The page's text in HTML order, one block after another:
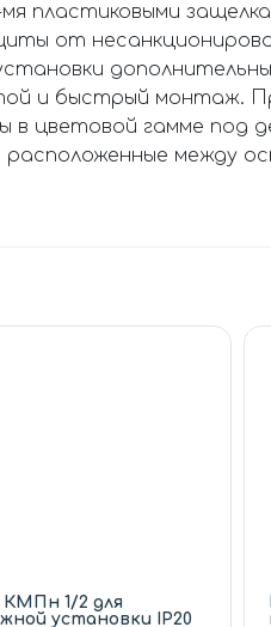
пластиковыми
от
и быстрый монтаж.
цветовой гамме под
между
КМПн 1/2 для
установки IP20